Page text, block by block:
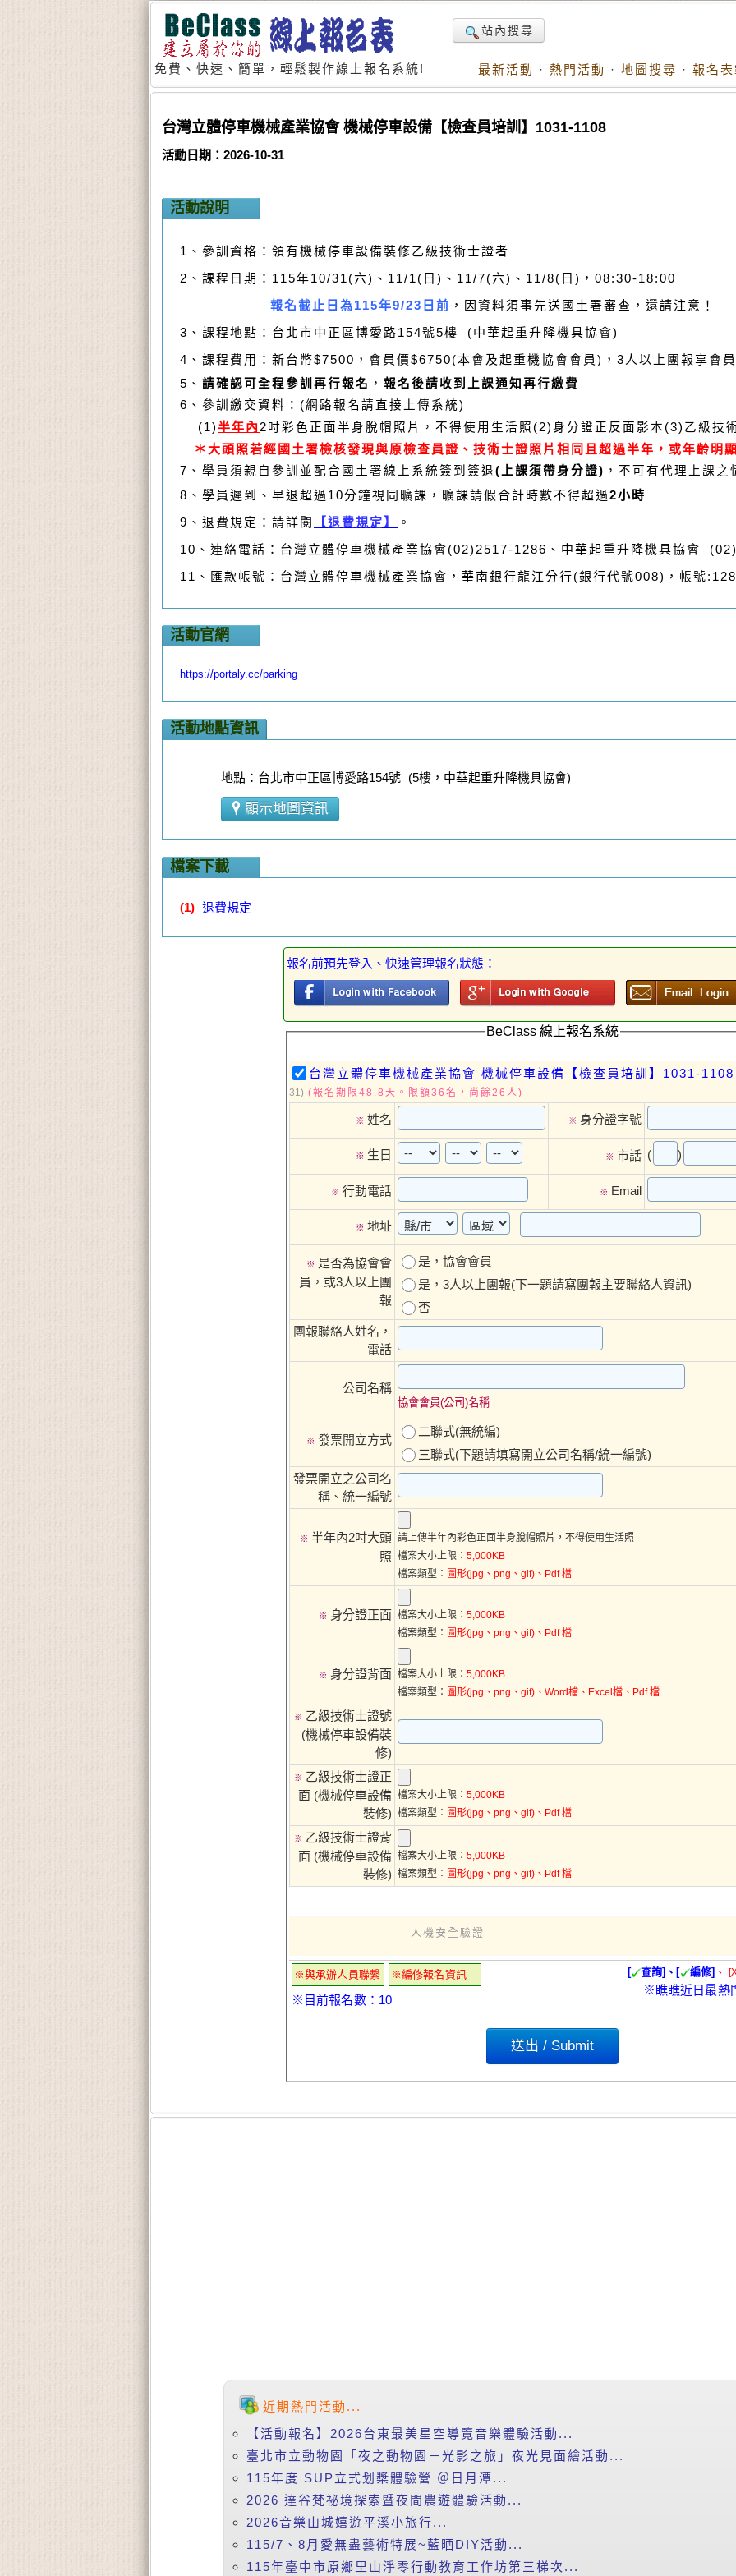
免費、快速、簡單，輕鬆製作線上報名系統!
站內搜尋
最新活動 · 熱門活動 · 地圖搜尋 · 報名
台灣立體停車機械產業協會 機械停車設備【檢查員培訓】1031-1108
活動日期：2026-10-31
活動說明
1、參訓資格：領有機械停車設備裝修乙級技術士證者
2、課程日期：115年10/31(六)、11/1(日)、11/7(六)、11/8(日)，08:30-18:00
報名截止日為115年9/23日前 ，因資料須事先送國土署審查，還請注意！
3、課程地點：台北市中正區博愛路154號5樓 (中華起重升
4、課程費用：新台幣$7500，會員價$6750(本會及起重機協會會員)，3人以上團報享會
5、 請確認可全程參訓再行報名 ， 報名後請收到上課通知再行繳費
6、參訓繳交資料：(網路報名請直接上傳系統)
(1)半年內 2吋彩色正面半身脫帽照片，不得使用生活照 (2)身分證正反面影本 (3)乙級技
＊大頭照若經國土署檢核發現與原檢查員證、技術士證照片相同且超過半年，或年齡明
7、學員須親自參訓並配合國土署線上系統簽到簽退( 上課須帶身分證) ，不可有代理上課之
8、學員遲到、早退超過10分鐘視同曠課，曠課請假合計時數不得超過2小時
9、退費規定：請詳閱
【退費規定】
。
10、連絡電話：台灣立體停車機械產業協會(02)2517-1286、中華起重升降機具協會
11、匯款帳號：台灣立體停車機械產業協會，華南銀行龍江分行(銀行代號008)，帳號
活動官網
https://portaly.cc/parking
活動地點資訊
地點：台北市中正區博愛路154號 (5樓，中華起重升降機具協會)
顯示地圖資訊
檔案下載
(1) 退費規定
報名前預先登入、快速管理報名狀態：
BeClass 線上報名系統
台灣立體停車機械產業協會 機械停車設備【檢查員培訓】1031-1108
31) (報名期限48.8天。限額36名，尚餘26人)
※ 姓名 ※ 身分證字號
※ 生日 ※ 市話 ( )
※ 行動電話 ※ Email
※ 地址
※ 是否為協會會
員，或3人以上團
報
是，協會會員
是，3人以上團報(下一題請寫團報主要聯絡人資訊)
否
團報聯絡人姓名，
電話
公司名稱
協會會員(公司)名稱
※ 發票開立方式
二聯式(無統編)
三聯式(下題請填寫開立公司名稱/統一編號)
發票開立之公司名
稱、統一編號
※ 半年內2吋大頭
照
請上傳半年內彩色正面半身脫帽照片，不得使用生活照
檔案大小上限： 5,000KB
檔案類型： 圖形(jpg、png、gif)、Pdf 檔
※ 身分證正面 檔案大小上限： 5,000KB
檔案類型： 圖形(jpg、png、gif)、Pdf 檔
※ 身分證背面 檔案大小上限： 5,000KB
檔案類型： 圖形(jpg、png、gif)、Word檔、Excel檔、Pdf 檔
※ 乙級技術士證號
(機械停車設備裝
修)
※ 乙級技術士證正
面 (機械停車設備
裝修)
檔案大小上限： 5,000KB
檔案類型： 圖形(jpg、png、gif)、Pdf 檔
※ 乙級技術士證背
面 (機械停車設備
裝修)
檔案大小上限： 5,000KB
檔案類型： 圖形(jpg、png、gif)、Pdf 檔
人機安全驗證
※與承辦人員聯繫 ※編修報名資訊
※目前報名數：10
[ 查詢]、[ 編修] 、
※瞧瞧近日最熱
近期熱門活動...
【活動報名】2026台東最美星空導覽音樂體驗活動...
臺北市立動物園「夜之動物園－光影之旅」夜光見面繪活動...
115年度 SUP立式划槳體驗營 ＠日月潭...
2026 達谷梵祕境探索暨夜間農遊體驗活動...
2026音樂山城嬉遊平溪小旅行...
115/7、8月愛無盡藝術特展~藍晒DIY活動...
115年臺中市原鄉里山淨零行動教育工作坊第三梯次...